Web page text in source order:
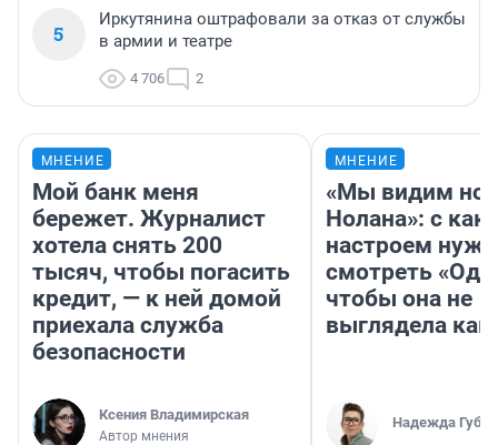
5
Иркутянина оштрафовали за отказ от службы
в армии и театре
4 706 2
МНЕНИЕ
Мой банк меня
бережет. Журналист
хотела снять 200
тысяч, чтобы погасить
кредит, — к ней домой
приехала служба
безопасности
Ксения Владимирская
Автор мнения
МНЕНИЕ
«Мы видим
Нолана»: с
настроем
смотреть
чтобы она не
выглядела как
Надежда